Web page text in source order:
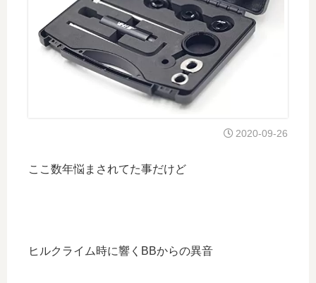
2020-09-26
ここ数年悩まされてた事だけど
ヒルクライム時に響くBBからの異音